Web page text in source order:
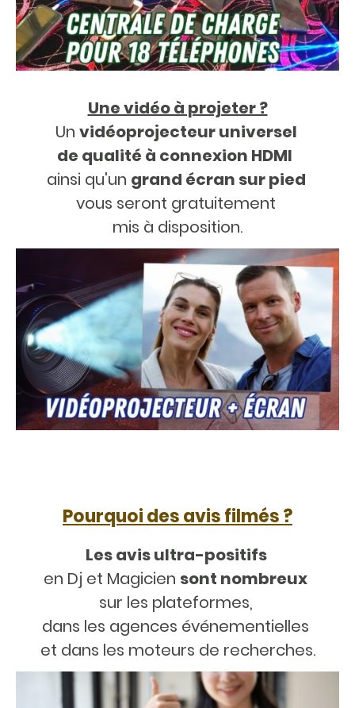
Une vidéo à projeter ?
Un vidéoprojecteur universel
de qualité à connexion HDMI
ainsi qu'un grand écran sur pied
vous seront gratuitement
mis à disposition.
Pourquoi des avis filmés ?
Les avis ultra-positifs
en Dj et Magicien sont nombreux
sur les plateformes,
dans les agences événementielles
et dans les moteurs de recherches.